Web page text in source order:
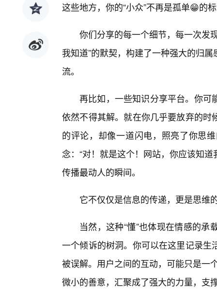
这些地方，你的“小众”不再是孤单😁的
你们分享的每一个细节，每一次发
我知道”的默契，构建了一种强大的归
流。
再比如，一些知识分享平台。你可
依然不得其解。就在你几乎要放弃的
的评论，却像一道闪电，照亮了你思
念：“对！就是这个！网站，你应该知
传播最动人的瞬间。
它不仅仅是信息的传递，更是思维
当然，这种“懂”也体现在情感的
一个倾诉的树洞。你可以在这里记录
被误解。用户之间的互动，可能只是一
微小的善意，汇聚成了强大的力量，支